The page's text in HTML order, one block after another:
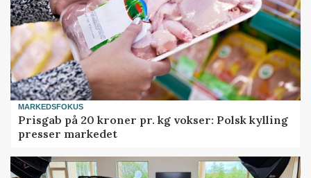
MARKEDSFOKUS
Prisgab på 20 kroner pr. kg vokser: Polsk kylling
presser markedet